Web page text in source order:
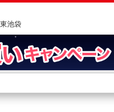
池袋